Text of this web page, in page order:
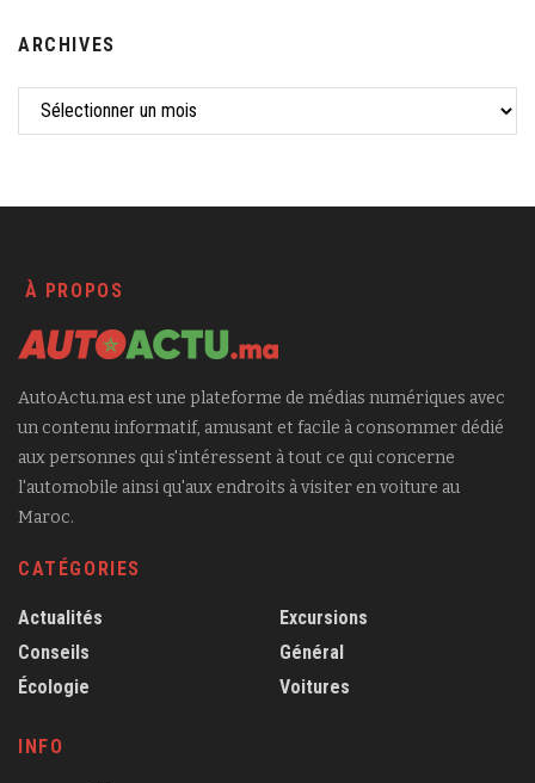
ARCHIVES
À PROPOS
AutoActu.ma est une plateforme de médias numériques avec
un contenu informatif, amusant et facile à consommer dédié
aux personnes qui s'intéressent à tout ce qui concerne
l'automobile ainsi qu'aux endroits à visiter en voiture au
Maroc.
CATÉGORIES
Actualités
Conseils
Écologie
Excursions
Général
Voitures
INFO